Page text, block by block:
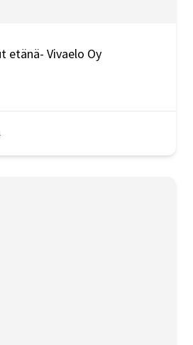
etänä- Vivaelo Oy